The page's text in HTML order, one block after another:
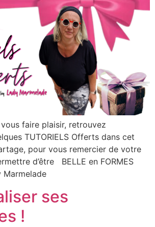
faire plaisir, retrouvez
TUTORIELS Offerts dans cet
pour vous remercier de votre
d’être BELLE en FORMES
Marmelade
ses
!